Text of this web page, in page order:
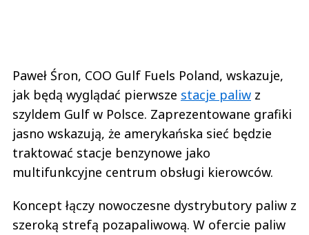
Paweł Śron, COO Gulf Fuels Poland, wskazuje,
jak będą wyglądać pierwsze stacje paliw z
szyldem Gulf w Polsce. Zaprezentowane grafiki
jasno wskazują, że amerykańska sieć będzie
traktować stacje benzynowe jako
multifunkcyjne centrum obsługi kierowców.
Koncept łączy nowoczesne dystrybutory paliw z
szeroką strefą pozapaliwową. W ofercie paliw